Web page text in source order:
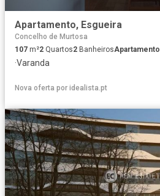
Apartamento, Esgueira
Concelho de Murtosa
107 m²2 Quartos2 BanheirosApartamento
·Varanda
Nova oferta por idealista.pt